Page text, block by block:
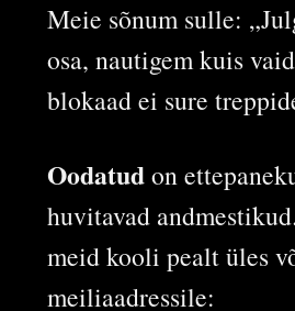
Meie sõnum sulle:
osa, nautigem kuis
blokaad ei sure
Oodatudon
huvitavad
meid kooli pealt üles
meiliaadressile: